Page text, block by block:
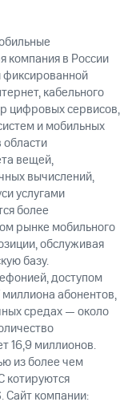
в России
фиксированной
кабельного
цифровых сервисов,
и мобильных
вещей,
вычислений,
услугами
более
рынке мобильного
обслуживая
базу.
доступом
абонентов,
средах — около
16,9 миллионов.
из более чем
котируются
Сайт компании: